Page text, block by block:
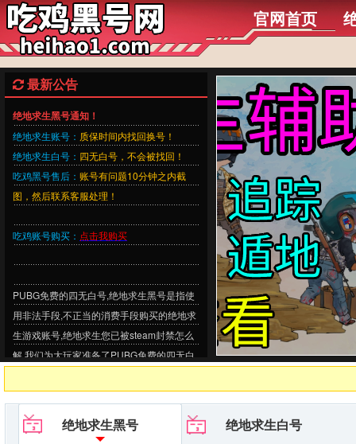
官网首页
最新公告
绝地求生黑号通知！
绝地求生账号： 质保时间内找回换号！
绝地求生白号： 四无白号，不会被找回！
吃鸡黑号售后： 账号有问题10分钟之内截
图，然后联系客服处理！
吃鸡账号购买： 点击我购买
PUBG免费的四无白号,绝地求生黑号是指使
用非法手段,不正当的消费手段购买的绝地求
生游戏账号,绝地求生您已被steam封禁怎么
解,我们为大玩家准备了PUBG免费的四无白
绝地求生黑号 绝地求生白号